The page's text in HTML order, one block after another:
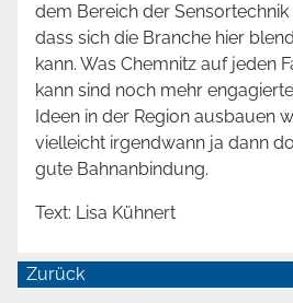
dem Bereich der
dass sich die Branche hier
kann. Was Chemnitz auf jeden
kann sind noch mehr
Ideen in der Region ausbauen
vielleicht irgendwann ja dann
gute Bahnanbindung.
Text: Lisa Kühnert
Zurück